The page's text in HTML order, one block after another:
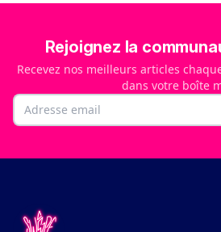
Rejoignez la
Recevez nos meilleurs articles
dans votre boîte
Email